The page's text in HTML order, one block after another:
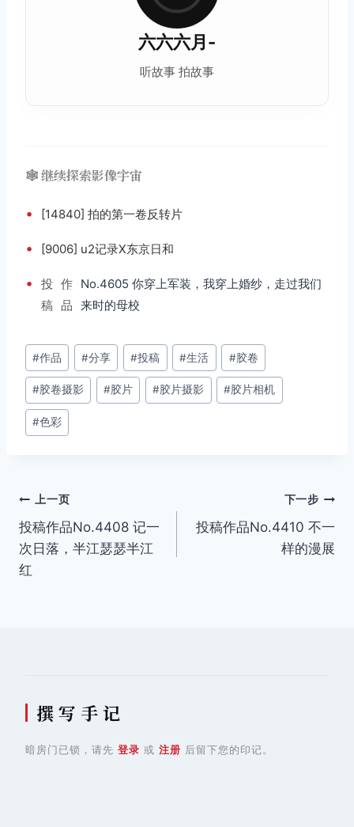
六六六月-
听故事 拍故事
🕸️ 继续探索影像宇宙
• [14840] 拍的第一卷反转片
• [9006] u2记录X东京日和
•
投
稿
作
品
No.4605 你穿上军装，我穿上婚纱，走过我们
来时的母校
文
章
标
签：
#作品 #分享 #投稿 #生活 #胶卷
#胶卷摄影 #胶片 #胶片摄影 #胶片相机
#色彩
文
章
导
上一页
投稿作品No.4408 记一
次日落，半江瑟瑟半江
红
下一步
投稿作品No.4410 不一
样的漫展
撰 写 手 记
暗房门已锁，请先 登录 或 注册 后留下您的印记。